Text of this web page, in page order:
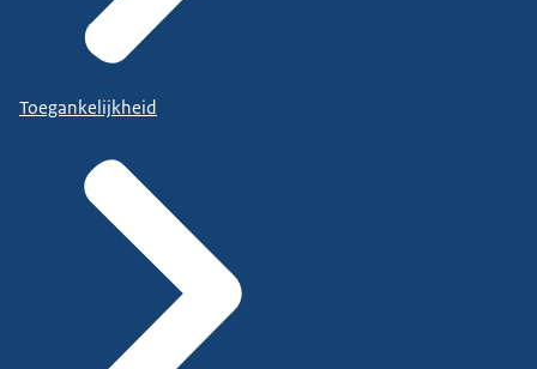
Toegankelijkheid